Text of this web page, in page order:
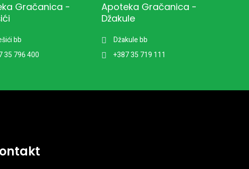
Gračanica -
bb
35 796 400
Apoteka Gračanica -
Džakule
Džakule bb
+387 35 719 111